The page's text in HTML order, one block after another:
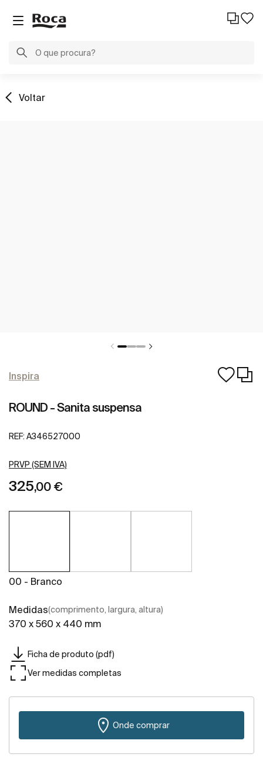
Voltar
Inspira
ROUND - Sanita suspensa
REF: A346527000
PRVP (SEM IVA)
325,00 €
00 - Branco
Medidas(comprimento, largura, altura)
370 x 560 x 440 mm
Ficha de produto (pdf)
Ver medidas completas
Onde comprar